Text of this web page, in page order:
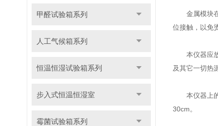
甲醛试验箱系列
人工气候箱系列
恒温恒湿试验箱系列
步入式恒温恒湿室
霉菌试验箱系列
金属模块在
位接触，以免
本仪器应放
及其它一切热
本仪器上的
30cm。